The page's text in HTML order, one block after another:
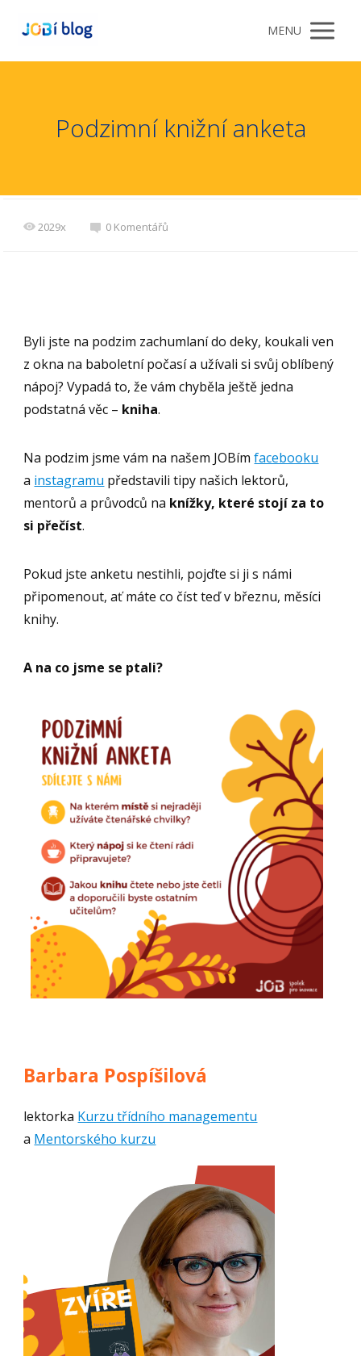
MENU
Podzimní knižní anketa
2029x 0 Komentářů
Byli jste na podzim zachumlaní do deky, koukali ven
z okna na baboletní počasí a užívali si svůj oblíbený
nápoj? Vypadá to, že vám chyběla ještě jedna
podstatná věc – kniha.
Na podzim jsme vám na našem JOBímfacebooku
a instagramu představili tipy našich lektorů,
mentorů a průvodců na knížky, které stojí za to
si přečíst.
Pokud jste anketu nestihli, pojďte si ji s námi
připomenout, ať máte co číst teď v březnu, měsíci
knihy.
A na co jsme se ptali?
Barbara Pospíšilová
lektorka Kurzu třídního managementu
a Mentorského kurzu